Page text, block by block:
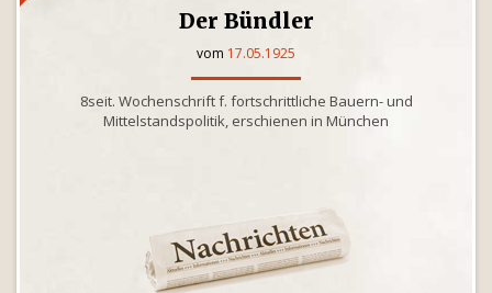
Der Bündler
vom 17.05.1925
8seit. Wochenschrift f. fortschrittliche Bauern- und
Mittelstandspolitik, erschienen in München